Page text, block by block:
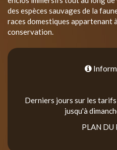
des espèces sauvages de la
races domestiques appartenant
conservation.
Derniers jours sur les
jusqu'à
PLAN DU